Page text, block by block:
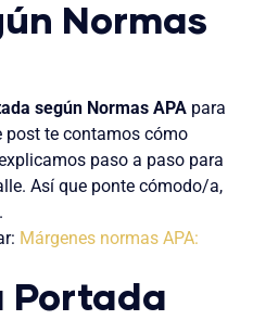
Normas
según Normas APA para
post te contamos cómo
paso a paso para
Así que ponte cómodo/a,
Márgenes normas APA:
Portada